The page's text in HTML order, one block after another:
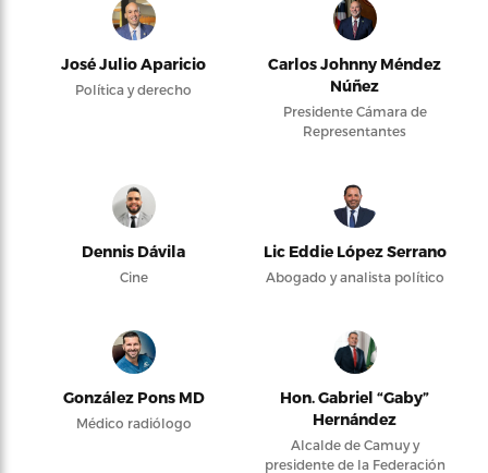
José Julio Aparicio
Política y derecho
Carlos Johnny Méndez
Núñez
Presidente Cámara de
Representantes
Dennis Dávila
Cine
Lic Eddie López Serrano
Abogado y analista político
González Pons MD
Médico radiólogo
Hon. Gabriel “Gaby”
Hernández
Alcalde de Camuy y
presidente de la Federación